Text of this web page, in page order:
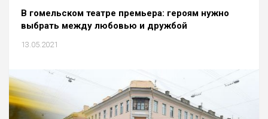
В гомельском театре премьера: героям нужно
выбрать между любовью и дружбой
13.05.2021